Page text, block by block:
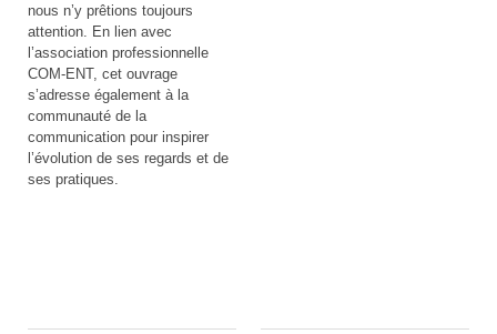
nous n’y prêtions toujours
attention. En lien avec
l’association professionnelle
COM-ENT, cet ouvrage
s’adresse également à la
communauté de la
communication pour inspirer
l’évolution de ses regards et de
ses pratiques.